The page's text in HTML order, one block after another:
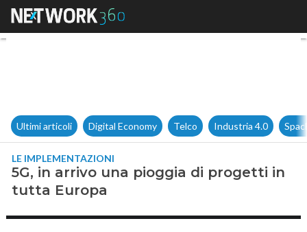
5G, in arrivo una pioggia di
Ultimi articoli Digital Economy Telco Industria 4.0
LE IMPLEMENTAZIONI
5G, in arrivo una pioggia di progetti in
tutta Europa